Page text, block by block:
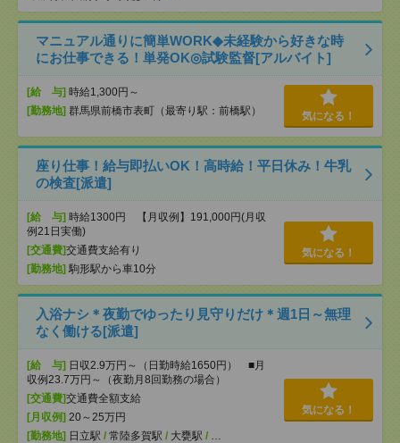
マニュアル通りに簡単WORK◆未経験から好きな時
にお仕事できる！単発OK◎試験監督[アルバイト]
[給 与] 時給1,300円～
[勤務地] 群馬県前橋市表町（最寄り駅：前橋駅） 気になる！
座り仕事！給与即払いOK！高時給！平日休み！牛乳
の検査[派遣]
[給 与] 時給1300円 【月収例】191,000円(月収
例21日実働)
[交通費]交通費支給有り
[勤務地] 駒形駅から車10分
気になる！
入浴ナシ＊夜勤でゆったり見守りだけ＊週1日～無理
なく働ける[派遣]
[給 与] 日収2.9万円～（日勤時給1650円） ■月
収例23.7万円～（夜勤月8回勤務の場合）
[交通費]交通費全額支給
[月収例] 20～25万円
[勤務地] 日立駅 / 常陸多賀駅 / 大甕駅 / …
気になる！